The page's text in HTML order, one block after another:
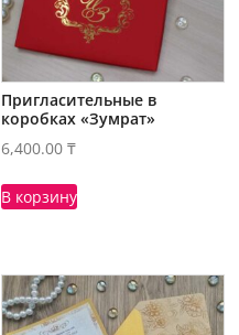
Пригласительные в
коробках «Зумрат»
6,400.00₸
В корзину